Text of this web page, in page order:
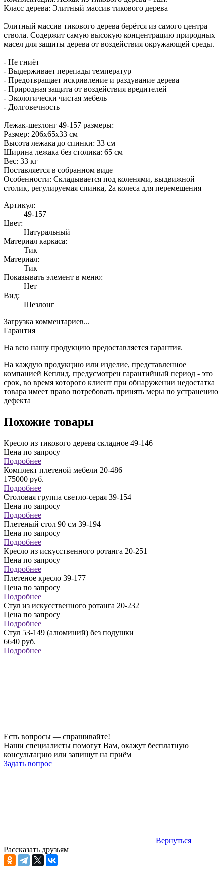
Класс дерева: Элитный массив тикового дерева
Элитный массив тикового дерева берётся из самого центра
ствола. Содержит самую высокую концентрацию природных
масел для защиты дерева от воздействия окружающей среды.
- Не гниёт
- Выдерживает перепады температур
- Предотвращает искривление и раздувание дерева
- Природная защита от воздействия вредителей
- Экологически чистая мебель
- Долговечность
Лежак-шезлонг 49-157 размеры:
Размер: 206х65х33 см
Высота лежака до спинки: 33 см
Ширина лежака без столика: 65 см
Вес: 33 кг
Поставляется в собранном виде
Особенности: Складывается под коленями, выдвижной
столик, регулируемая спинка, 2а колеса для перемещения
Артикул:
49-157
Цвет:
Натуральный
Материал каркаса:
Тик
Материал:
Тик
Показывать элемент в меню:
Нет
Вид:
Шезлонг
Загрузка комментариев...
Гарантия
На всю нашу продукцию предоставляется гарантия.
На каждую продукцию или изделие, представленное
компанией Кеплид, предусмотрен гарантийный период - это
срок, во время которого клиент при обнаружении недостатка
товара имеет право потребовать принять меры по устранению
дефекта
Похожие товары
Кресло из тикового дерева складное 49-146
Цена по запросу
Подробнее
Комплект плетеной мебели 20-486
175000 руб.
Подробнее
Столовая группа светло-серая 39-154
Цена по запросу
Подробнее
Плетеный стол 90 см 39-194
Цена по запросу
Подробнее
Кресло из искусственного ротанга 20-251
Цена по запросу
Подробнее
Плетеное кресло 39-177
Цена по запросу
Подробнее
Стул из искусственного ротанга 20-232
Цена по запросу
Подробнее
Стул 53-149 (алюминий) без подушки
6640 руб.
Подробнее
Есть вопросы — спрашивайте!
Наши специалисты помогут Вам, окажут бесплатную
консультацию или запишут на приём
Задать вопрос
Вернуться
Рассказать друзьям